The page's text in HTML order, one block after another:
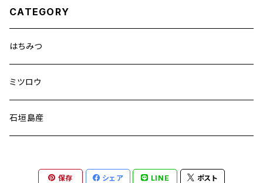
CATEGORY
はちみつ
ミツロウ
石垣島産
保存 シェア LINE ポスト